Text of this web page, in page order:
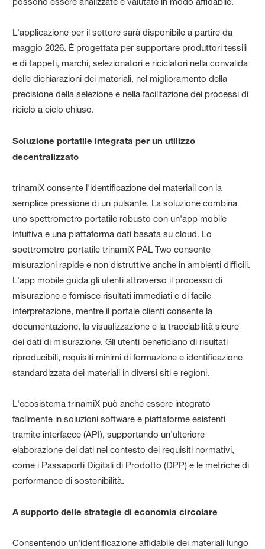
L'applicazione per il settore sarà disponibile a partire da
maggio 2026. È progettata per supportare produttori tessili
e di tappeti, marchi, selezionatori e riciclatori nella convalida
delle dichiarazioni dei materiali, nel miglioramento della
precisione della selezione e nella facilitazione dei processi di
riciclo a ciclo chiuso.
Soluzione portatile integrata per un utilizzo
decentralizzato
trinamiX consente l'identificazione dei materiali con la
semplice pressione di un pulsante. La soluzione combina
uno spettrometro portatile robusto con un'app mobile
intuitiva e una piattaforma dati basata su cloud. Lo
spettrometro portatile trinamiX PAL Two consente
misurazioni rapide e non distruttive anche in ambienti difficili.
L'app mobile guida gli utenti attraverso il processo di
misurazione e fornisce risultati immediati e di facile
interpretazione, mentre il portale clienti consente la
documentazione, la visualizzazione e la tracciabilità sicure
dei dati di misurazione. Gli utenti beneficiano di risultati
riproducibili, requisiti minimi di formazione e identificazione
standardizzata dei materiali in diversi siti e regioni.
L'ecosistema trinamiX può anche essere integrato
facilmente in soluzioni software e piattaforme esistenti
tramite interfacce (API), supportando un'ulteriore
elaborazione dei dati nel contesto dei requisiti normativi,
come i Passaporti Digitali di Prodotto (DPP) e le metriche di
performance di sostenibilità.
A supporto delle strategie di economia circolare
Consentendo un'identificazione affidabile dei materiali lungo